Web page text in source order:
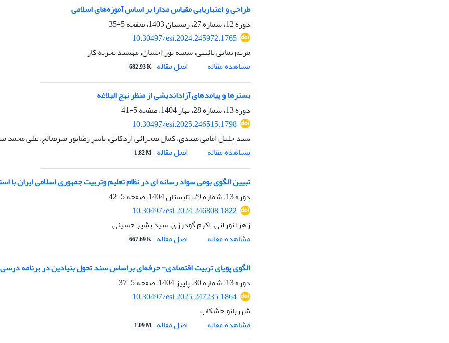
طراحی و اعتباریابی مقیاس مدارا بر اساس آموزه‌های اسلامی
دوره 12، شماره 27، زمستان 1403، صفحه
5-35
10.30497/esi.2024.245972.1765
مریم بمانی نائینی، سمیه پور احسان، مهشید تجربه کار
مشاهده مقاله
اصل مقاله 682.93 K
بسترها و پیامدهای آزاداندیشی از منظر نهج البلاغه
دوره 13، شماره 28، بهار 1404، صفحه
5-41
10.30497/esi.2025.246515.1798
سید جلیل امامی میبدی، کمال صحرائی اردکانی، یاسر رضاپور میرصالح، علی محمد
مشاهده مقاله
اصل مقاله 1.82 M
تبیین الگوی بومی سواد رسانه ای در نظام تعلیم ‏وتربیت جمهوری اسلامی ایران با
دوره 13، شماره 29، تابستان 1404، صفحه
5-42
10.30497/esi.2024.246808.1822
زهرا نورانی، اکرم گودرزی، سید بشیر حسینی
مشاهده مقاله
اصل مقاله 667.69 K
الگوی پویای تربیت اقتصادی- حرفه‌ای براساس سند تحول بنیادین در برنامه درسی
دوره 13، شماره 30، پاییز 1404، صفحه
5-37
10.30497/esi.2025.247235.1864
شهربانو خشکاب
مشاهده مقاله
اصل مقاله 1.09 M